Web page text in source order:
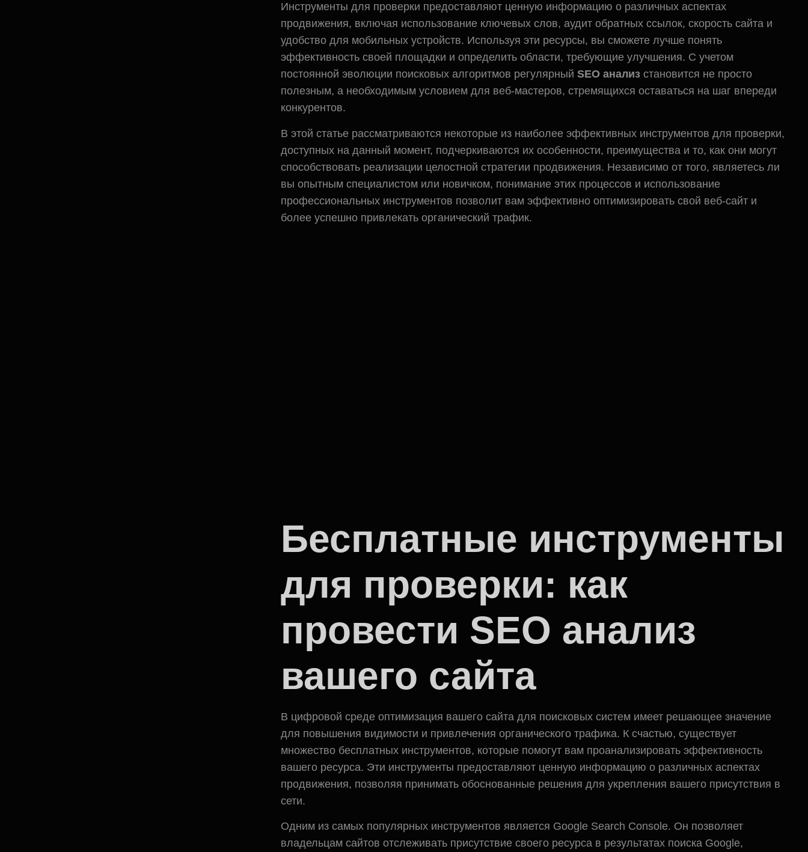
Инструменты для проверки предоставляют ценную информацию о различных аспектах
продвижения, включая использование ключевых слов, аудит обратных ссылок, скорость сайта и
удобство для мобильных устройств. Используя эти ресурсы, вы сможете лучше понять
эффективность своей площадки и определить области, требующие улучшения. С учетом
постоянной эволюции поисковых алгоритмов регулярныйSEO анализ становится не просто
полезным, а необходимым условием для веб-мастеров, стремящихся оставаться на шаг впереди
конкурентов.
В этой статье рассматриваются некоторые из наиболее эффективных инструментов для проверки,
доступных на данный момент, подчеркиваются их особенности, преимущества и то, как они могут
способствовать реализации целостной стратегии продвижения. Независимо от того, являетесь ли
вы опытным специалистом или новичком, понимание этих процессов и использование
профессиональных инструментов позволит вам эффективно оптимизировать свой веб-сайт и
более успешно привлекать органический трафик.
Бесплатные инструменты
для проверки: как
провести SEO анализ
вашего сайта
В цифровой среде оптимизация вашего сайта для поисковых систем имеет решающее значение
для повышения видимости и привлечения органического трафика. К счастью, существует
множество бесплатных инструментов, которые помогут вам проанализировать эффективность
вашего ресурса. Эти инструменты предоставляют ценную информацию о различных аспектах
продвижения, позволяя принимать обоснованные решения для укрепления вашего присутствия в
сети.
Одним из самых популярных инструментов является Google Search Console. Он позволяет
владельцам сайтов отслеживать присутствие своего ресурса в результатах поиска Google,